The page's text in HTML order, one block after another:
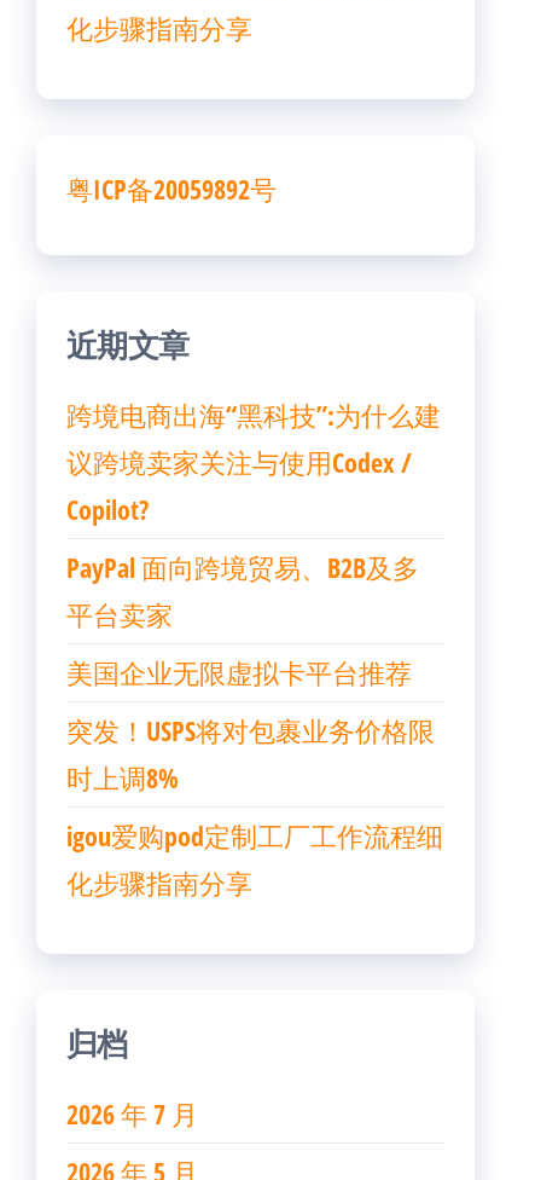
化步骤指南分享
粤ICP备20059892号
近期文章
跨境电商出海“黑科技”:为什么建
议跨境卖家关注与使用Codex /
Copilot?
PayPal 面向跨境贸易、B2B及多
平台卖家
美国企业无限虚拟卡平台推荐
突发！USPS将对包裹业务价格限
时上调8%
igou爱购pod定制工厂工作流程细
化步骤指南分享
归档
2026 年 7 月
2026 年 5 月